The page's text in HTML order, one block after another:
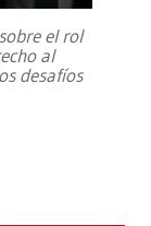
el rol
al
desafíos